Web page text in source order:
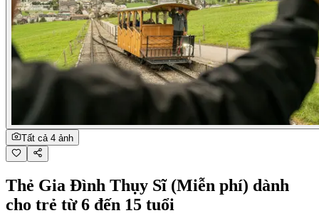
Tất cả 4 ảnh
Thẻ Gia Đình Thụy Sĩ (Miễn phí) dành
cho trẻ từ 6 đến 15 tuổi